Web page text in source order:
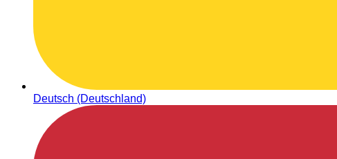
Deutsch (Deutschland)